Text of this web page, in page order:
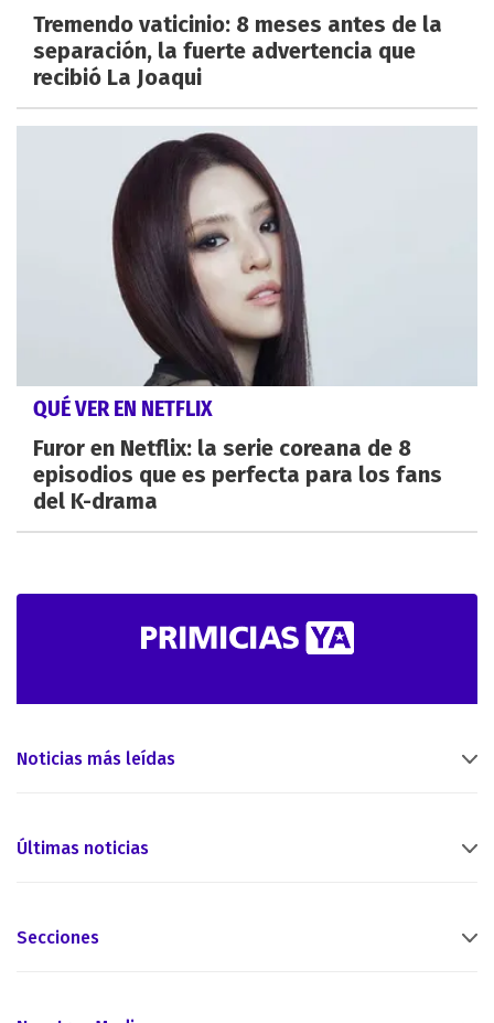
Tremendo vaticinio: 8 meses antes de la
separación, la fuerte advertencia que
recibió La Joaqui
QUÉ VER EN NETFLIX
Furor en Netflix: la serie coreana de 8
episodios que es perfecta para los fans
del K-drama
Noticias más leídas
Últimas noticias
Secciones